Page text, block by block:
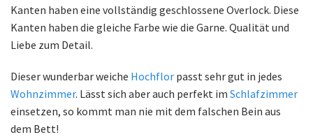
Kanten haben eine vollständig geschlossene Overlock. Diese
Kanten haben die gleiche Farbe wie die Garne. Qualität und
Liebe zum Detail.
Dieser wunderbar weiche Hochflor passt sehr gut in jedes
Wohnzimmer. Lässt sich aber auch perfekt im Schlafzimmer
einsetzen, so kommt man nie mit dem falschen Bein aus
dem Bett!